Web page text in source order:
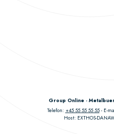
Group Online -
Telefon: +45 55 55 55 55 E-
Host: EXTHOS-